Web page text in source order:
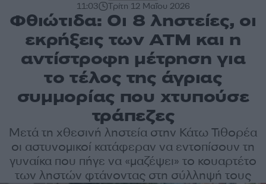
11:03 Τρίτη 12 Μαΐου 2026
Φθιώτιδα: Οι 8 ληστείες, οι
εκρήξεις των ΑΤΜ και η
αντίστροφη μέτρηση για
το τέλος της άγριας
συμμορίας που χτυπούσε
τράπεζες
Μετά τη χθεσινή ληστεία στην Κάτω Τιθορέα
οι αστυνομικοί κατάφεραν να εντοπίσουν τη
γυναίκα που πήγε να «μαζέψει» το κουαρτέτο
των ληστών φτάνοντας στη σύλληψή τους